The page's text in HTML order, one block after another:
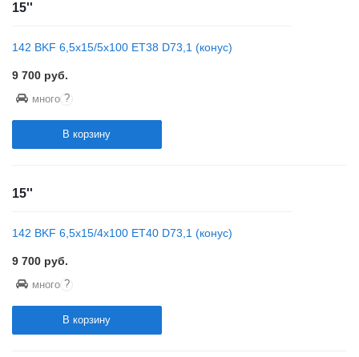
15''
142 BKF 6,5x15/5x100 ET38 D73,1 (конус)
9 700 руб.
много ?
В корзину
15''
142 BKF 6,5x15/4x100 ET40 D73,1 (конус)
9 700 руб.
много ?
В корзину